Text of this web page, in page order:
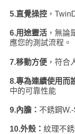
5.直覺操控 ，
6.用途靈活 ，無論
應您的測試流程。
7.移動方便 ，符合
8.專為連續使用而
中的可靠性能
9.內膽： 不銹鋼
10.外殼： 紋理不